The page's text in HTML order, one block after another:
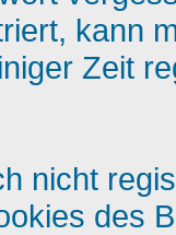
kann
Zeit
nicht
des